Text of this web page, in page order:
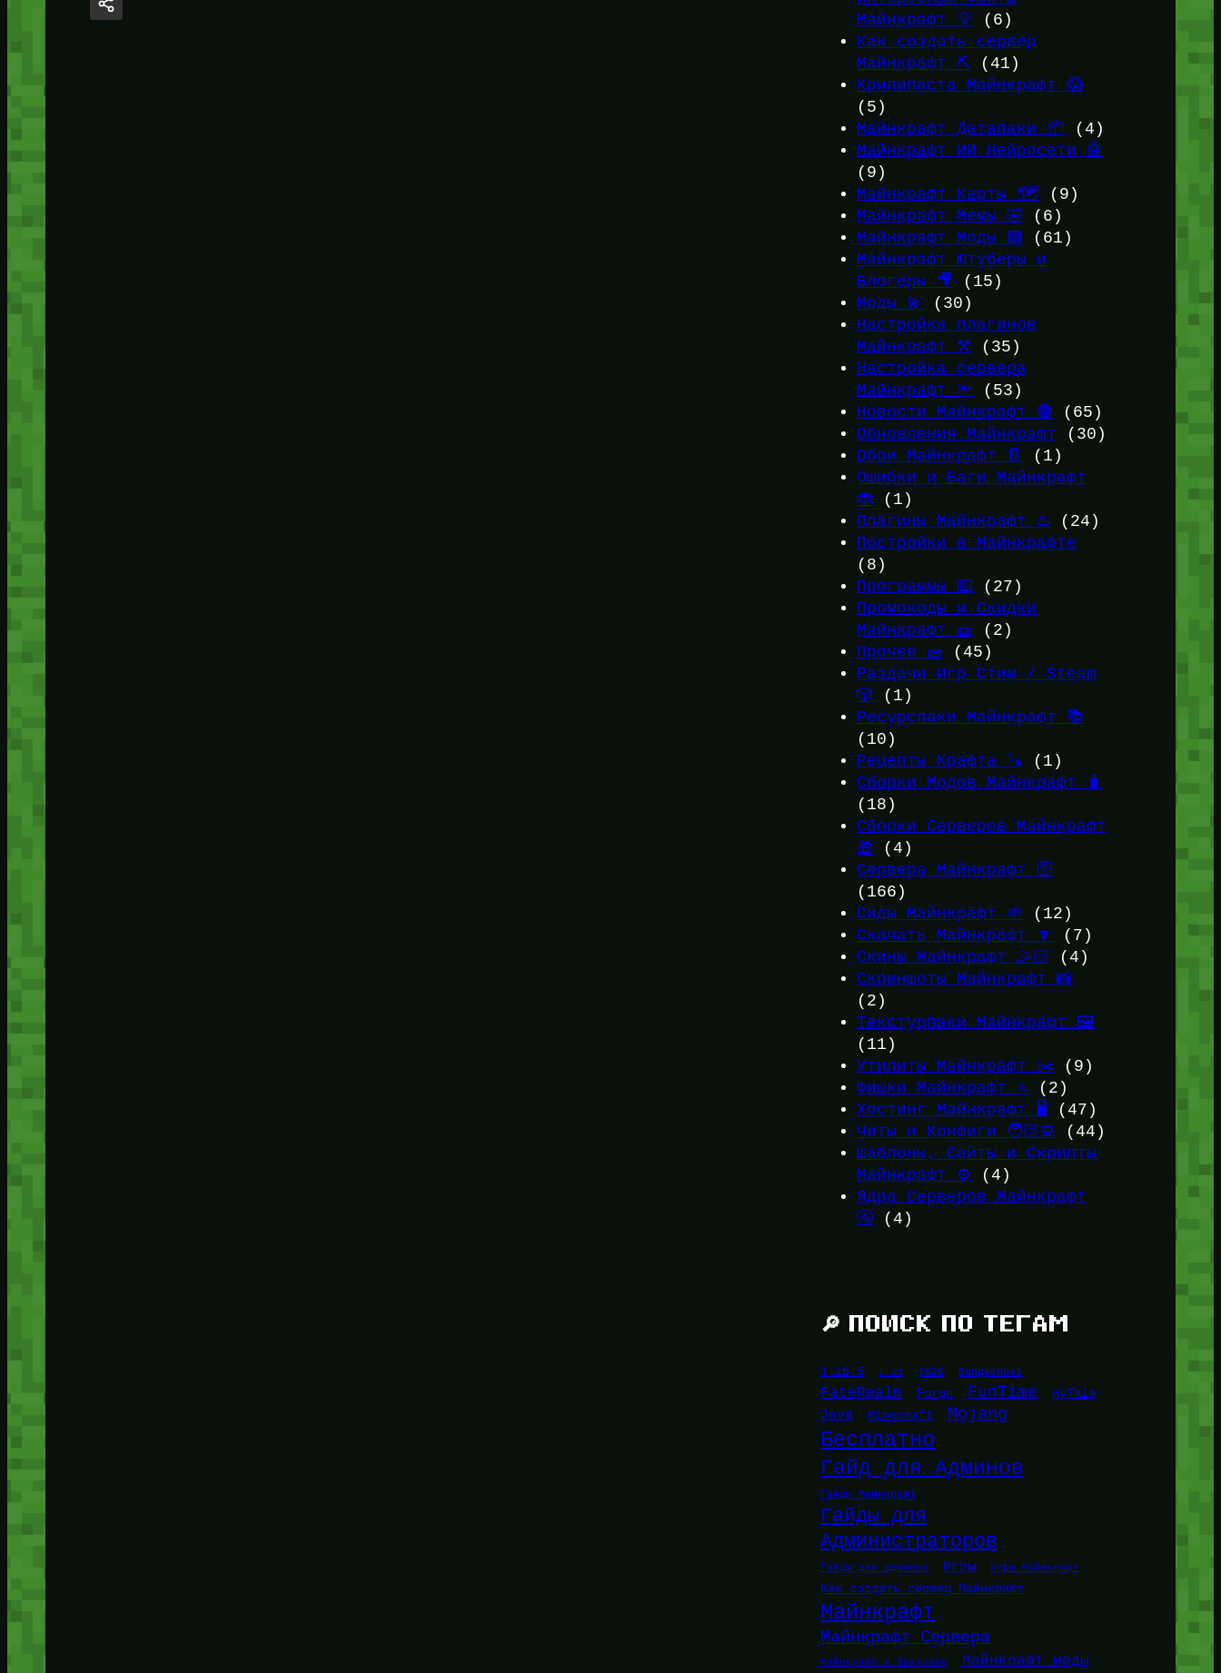
Майнкрафт 💡 (6)
Как создать сервер
Майнкрафт ⛏️ (41)
Крипипаста Майнкрафт 😱
(5)
Майнкрафт Датапаки 📦 (4)
Майнкрафт ИИ Нейросети 🤖
(9)
Майнкрафт Карты 🗺️ (9)
Майнкрафт Мемы 🤣 (6)
Майнкрафт Моды 🟩
(61)
Майнкрафт Ютуберы и
Блогеры 🎥
(15)
Моды 💫
(30)
Настройка плагинов
Майнкрафт ⚒️ (35)
Настройка сервера
Майнкрафт 🔦 (53)
Новости Майнкрафт 🔴 (65)
Обновления Майнкрафт (30)
Обои Майнкрафт 📔
(1)
Ошибки и Баги Майнкрафт
🐞 (1)
Плагины Майнкрафт ♨️ (24)
Постройки в Майнкрафте
(8)
Программы ⌨️
(27)
Промокоды и Скидки
Майнкрафт 🎫
(2)
Прочее 🧱 (45)
Раздачи Игр Стим / Steam
🎲 (1)
Ресурспаки Майнкрафт 📚
(10)
Рецепты Крафта 🪚 (1)
Сборки Модов Майнкрафт 🧳
(18)
Сборки Серверов Майнкрафт
🎁 (4)
Сервера Майнкрафт 🛜
(166)
Сиды Майнкрафт 🌱
(12)
Скачать Майнкрафт 🔽
(7)
Скины Майнкрафт 🤹🏻
(4)
Скриншоты Майнкрафт 📸
(2)
Текстурпаки Майнкрафт 🖼️
(11)
Утилиты Майнкрафт ✂️ (9)
Фишки Майнкрафт ⭐ (2)
Хостинг Майнкрафт 🖥️
(47)
Читы и Конфиги 🧑🏻‍💻 (44)
Шаблоны, Сайты и Скрипты
Майнкрафт ⚙️ (4)
Ядра Серверов Майнкрафт
🚰 (4)
🔎 ПОИСК ПО ТЕГАМ
1.16.5 1.21 2026 BungeeHost
FateRealm Forge FunTime HyTale
Java Minecraft Mojang
Бесплатно
Гайд для Админов
Гайды Майнкрафт
Гайды для
Администраторов
Гайды для админов Игры Игры Майнкрафт
Как создать сервер Майнкрафт
Майнкрафт
Майнкрафт Сервера
Майнкрафт в браузере Майнкрафт моды